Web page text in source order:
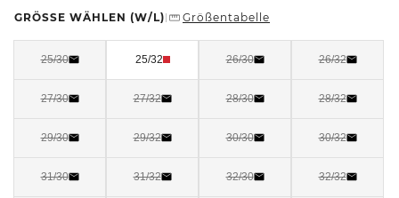
GRÖSSE WÄHLEN (W/L) Größentabelle
25/30 25/32 26/30 26/32
27/30 27/32 28/30 28/32
29/30 29/32 30/30 30/32
31/30 31/32 32/30 32/32